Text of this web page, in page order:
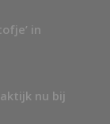
in
nu bij